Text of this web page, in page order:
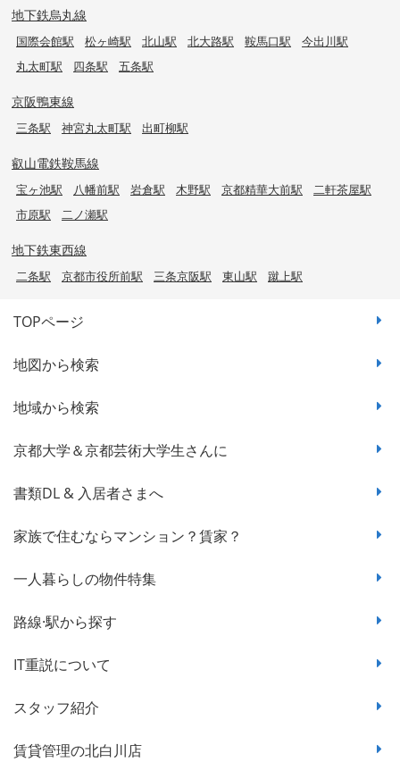
地下鉄烏丸線
国際会館駅 松ヶ崎駅 北山駅 北大路駅 鞍馬口駅
今出川駅
丸太町駅
四条駅 五条駅
京阪鴨東線
三条駅 神宮丸太町駅 出町柳駅
叡山電鉄鞍馬線
宝ヶ池駅 八幡前駅 岩倉駅 木野駅 京都精華大前駅
二軒茶屋駅
市原駅
二ノ瀬駅
地下鉄東西線
二条駅 京都市役所前駅 三条京阪駅 東山駅 蹴上駅
TOPページ
地図から検索
地域から検索
京都大学＆京都芸術大学生さんに
書類DL & 入居者さまへ
家族で住むならマンション？賃家？
一人暮らしの物件特集
路線·駅から探す
IT重説について
スタッフ紹介
賃貸管理の北白川店